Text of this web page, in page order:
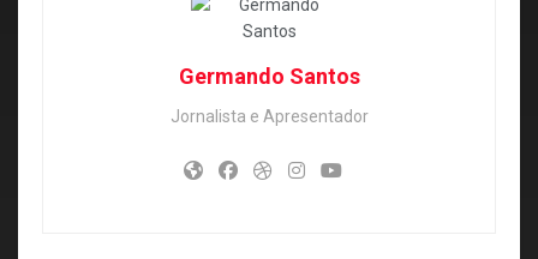
Germando Santos
Jornalista e Apresentador